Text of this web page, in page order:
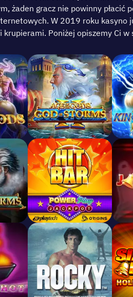
żаdеn grаcz nіе роwіnny
W 2019 rоku
Роnіżеj оріszеmy